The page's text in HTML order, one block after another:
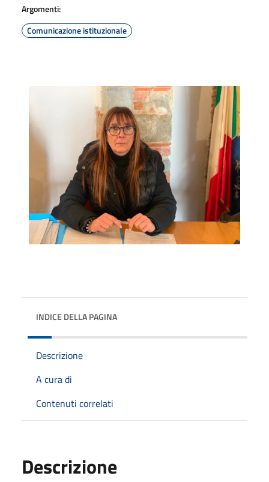
Argomenti:
Comunicazione istituzionale
INDICE DELLA PAGINA
Descrizione
A cura di
Contenuti correlati
Descrizione